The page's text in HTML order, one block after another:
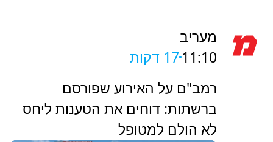
מעריב
11:10 17 דקות
רמב"ם על האירוע שפורסם
ברשתות: דוחים את הטענות ליחס
לא הולם למטופל